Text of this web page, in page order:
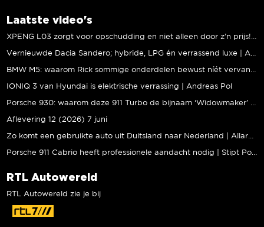
Laatste video's
IONIQ 3 van Hyundai is elektrische verrassing | Andreas Pol
Aflevering 12 (2026) 7 juni
RTL Autowereld
RTL Autowereld zie je bij